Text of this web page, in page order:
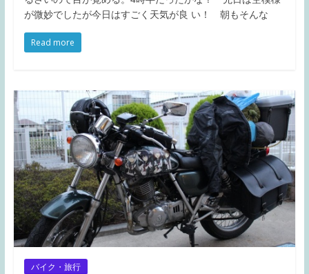
が微妙でしたが今日はすごく天気が良 い！ 朝もそんな
Read more
バイク・旅行